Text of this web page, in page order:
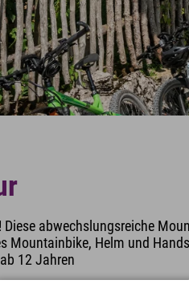
Diese abwechslungsreiche
Mountainbike, Helm und
12 Jahren